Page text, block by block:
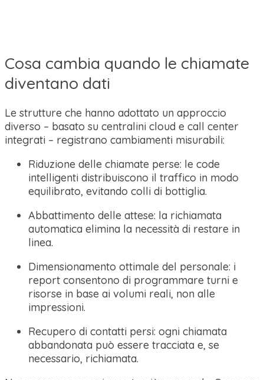
Cosa cambia quando le chiamate
diventano dati
Le strutture che hanno adottato un approccio
diverso – basato su centralini cloud e call center
integrati – registrano cambiamenti misurabili:
Riduzione delle chiamate perse: le code
intelligenti distribuiscono il traffico in modo
equilibrato, evitando colli di bottiglia.
Abbattimento delle attese: la richiamata
automatica elimina la necessità di restare in
linea.
Dimensionamento ottimale del personale: i
report consentono di programmare turni e
risorse in base ai volumi reali, non alle
impressioni.
Recupero di contatti persi: ogni chiamata
abbandonata può essere tracciata e, se
necessario, richiamata.